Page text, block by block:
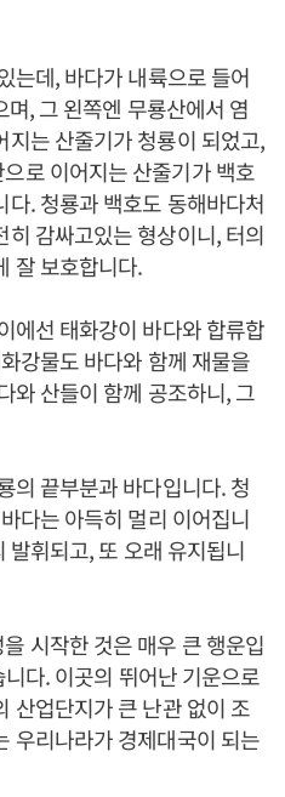
는데, 바다가 내륙으로 들어
, 그 왼쪽엔 무룡산에서 염
는 산줄기가 청룡이 되었고,
로 이어지는 산줄기가 백호
. 청룡과 백호도 동해바다처
감싸고있는 형상이니, 터의
잘 보호합니다.
에선 태화강이 바다와 합류합
강물도 바다와 함께 재물을
와 산들이 함께 공조하니, 그
의 끝부분과 바다입니다. 청
다는 아득히 멀리 이어집니
발휘되고, 또 오래 유지됩니
시작한 것은 매우 큰 행운입
다. 이곳의 뛰어난 기운으로
산업단지가 큰 난관 없이 조
우리나라가 경제대국이 되는